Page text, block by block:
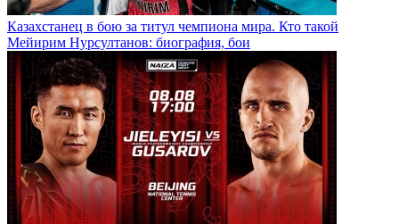
Казахстанец в бою за титул чемпиона мира. Кто такой
Мейирим Нурсултанов: биография, бои